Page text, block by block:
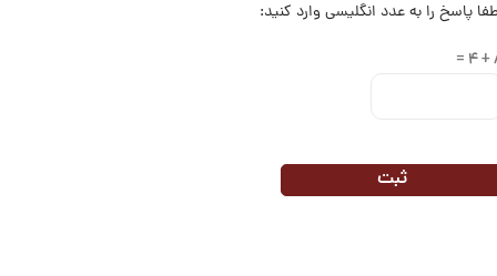
پاسخ را به عدد انگلیسی وارد کنید:
8